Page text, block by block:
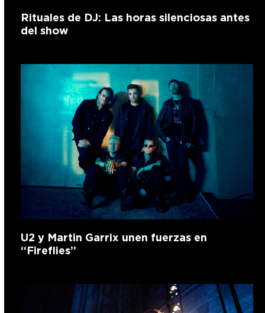
Rituales de DJ: Las horas silenciosas antes
del show
U2 y Martin Garrix unen fuerzas en
“Fireflies”